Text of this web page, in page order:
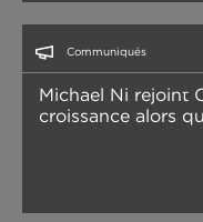
Communiqués
Michael Ni rejoint
croissance alors